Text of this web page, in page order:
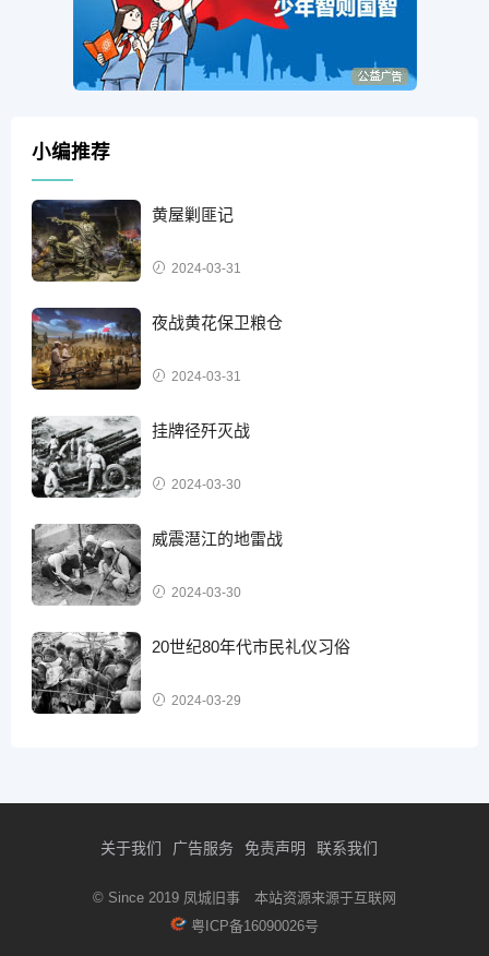
小编推荐
黄屋剿匪记
2024-03-31
夜战黄花保卫粮仓
2024-03-31
挂牌径歼灭战
2024-03-30
威震潖江的地雷战
2024-03-30
20世纪80年代市民礼仪习俗
2024-03-29
关于我们 广告服务 免责声明 联系我们
© Since 2019 凤城旧事 本站资源来源于互联网
粤ICP备16090026号